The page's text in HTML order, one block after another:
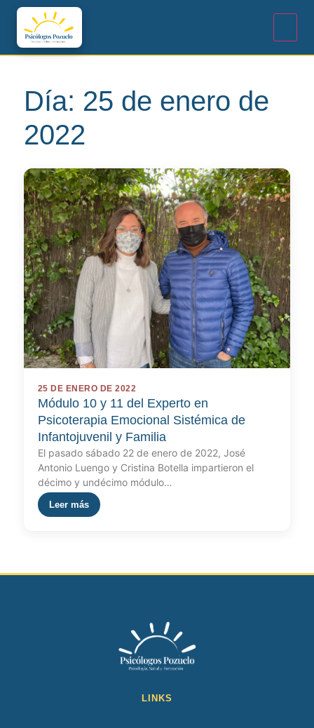
Día: 25 de enero de
2022
25 DE ENERO DE 2022
Módulo 10 y 11 del Experto en
Psicoterapia Emocional Sistémica de
Infantojuvenil y Familia
El pasado sábado 22 de enero de 2022, José
Antonio Luengo y Cristina Botella impartieron el
décimo y undécimo módulo…
Leer más
LINKS